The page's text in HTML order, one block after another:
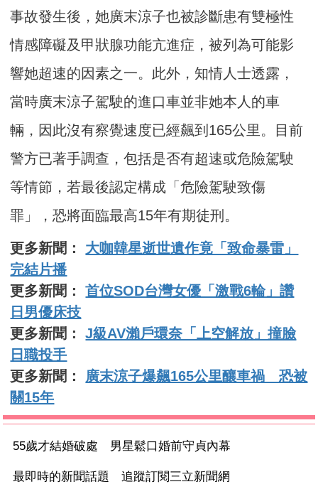
事故發生後，她廣末涼子也被診斷患有雙極性
情感障礙及甲狀腺功能亢進症，被列為可能影
響她超速的因素之一。此外，知情人士透露，
當時廣末涼子駕駛的進口車並非她本人的車
輛，因此沒有察覺速度已經飆到165公里。目前
警方已著手調查，包括是否有超速或危險駕駛
等情節，若最後認定構成「危險駕駛致傷
罪」，恐將面臨最高15年有期徒刑。
更多新聞： 大咖韓星逝世遺作竟「致命暴雷」
完結片播
更多新聞：首位SOD台灣女優「激戰6輪」讚
日男優床技
更多新聞：J級AV瀨戶環奈「上空解放」撞臉
日職投手
更多新聞： 廣末涼子爆飆165公里釀車禍 恐被
關15年
55歲才結婚破處 男星鬆口婚前守貞內幕
最即時的新聞話題 追蹤訂閱三立新聞網